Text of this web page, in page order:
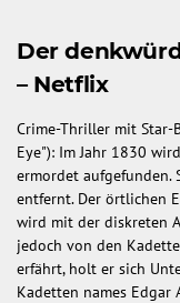
Der
– Netflix
Crime-Thriller mit Star-
Eye"): Im Jahr 1830
ermordet aufgefunden.
entfernt. Der örtlichen
wird mit der diskreten
jedoch von den
erfährt, holt er sich
Kadetten names Edgar